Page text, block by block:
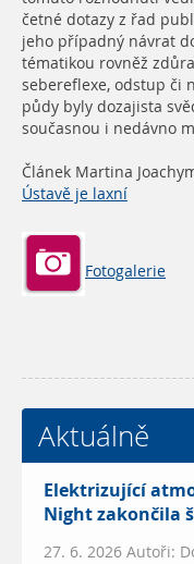
četné dotazy z řad
jeho případný návrat
tématikou rovněž
sebereflexe, odstup či
půdy byly dozajista
současnou i nedávno
Článek Martina
Ústavě je laxní
Fotogalerie
Aktuálně
Elektrizující
Night zakončila
27. 6. 2026 Autoři: